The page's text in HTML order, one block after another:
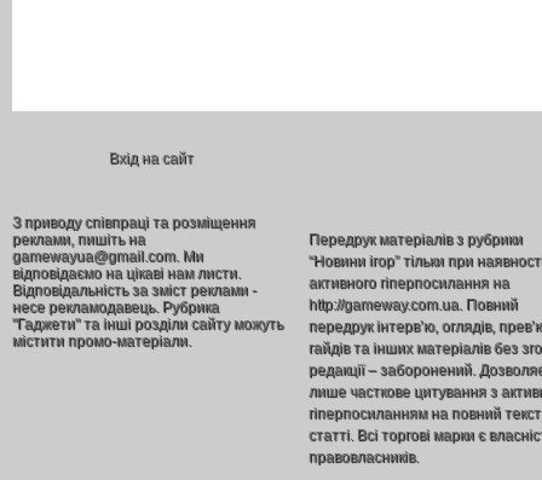
Вхід на сайт
З приводу співпраці та розміщення
реклами, пишіть на
gamewayua@gmail.com. Ми
відповідаємо на цікаві нам листи.
Відповідальність за зміст реклами -
несе рекламодавець. Рубрика
"Гаджети" та інші розділи сайту можуть
містити промо-матеріали.
Передрук матеріалів з рубрики
“Новини ігор” тільки при
активного гіперпосилання на
http://gameway.com.ua. Повний
передрук інтерв’ю, оглядів,
гайдів та інших матеріалів без
редакції – заборонений.
лише часткове цитування з
гіперпосиланням на повний текст
статті. Всі торгові марки є
правовласників.